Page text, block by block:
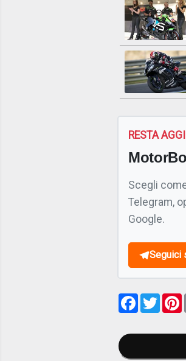
RESTA
Scegli
Telegram,
Google.
Seguici